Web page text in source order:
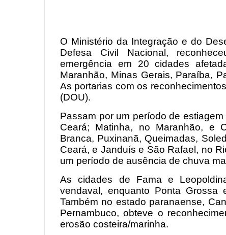
O Ministério da Integração e do
Defesa Civil Nacional,
emergência em 20 cidades
Maranhão, Minas Gerais, Paraíba,
As portarias com os
(DOU).
Passam por um período de
Ceará; Matinha, no Maranhão, e
Branca, Puxinanã, Queimadas,
Ceará, e Janduís e São Rafael, no
um período de ausência de chuva
As cidades de Fama e
vendaval, enquanto Ponta
Também no estado paranaense,
Pernambuco, obteve o
erosão costeira/marinha.